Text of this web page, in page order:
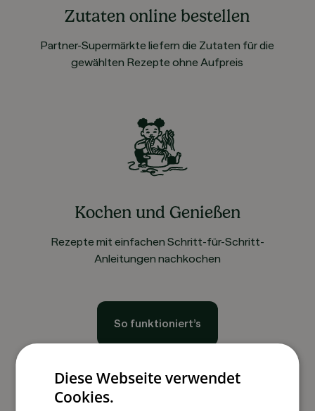
Zutaten online bestellen
Partner-Supermärkte liefern die Zutaten für die
gewählten Rezepte ohne Aufpreis
Kochen und Genießen
Rezepte mit einfachen Schritt-für-Schritt-
Anleitungen nachkochen
So funktioniert’s
Diese Webseite verwendet
Cookies.